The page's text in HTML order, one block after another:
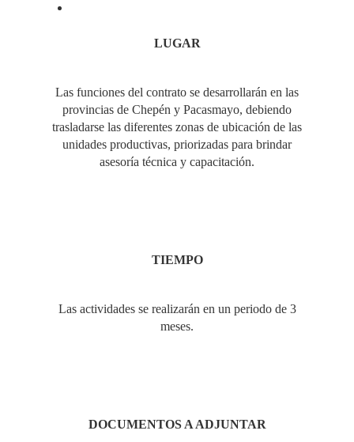
LUGAR
Las funciones del contrato se desarrollarán en las
provincias de Chepén y Pacasmayo, debiendo
trasladarse las diferentes zonas de ubicación de las
unidades productivas, priorizadas para brindar
asesoría técnica y capacitación.
TIEMPO
Las actividades se realizarán en un periodo de 3
meses.
DOCUMENTOS A ADJUNTAR